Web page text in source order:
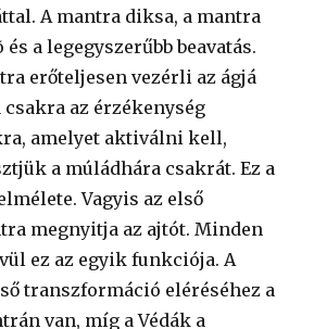
A mantra diksa, a mantra
és a legegyszerűbb beavatás.
erőteljesen vezérli az ágjá
csakra az érzékenység
amelyet aktiválni kell,
a múládhára csakrát. Ez a
Vagyis az első
megnyitja az ajtót. Minden
ez az egyik funkciója. A
transzformáció eléréséhez a
van, míg a Védák a